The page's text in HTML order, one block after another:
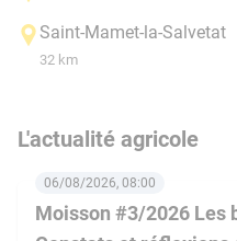
Saint-Mamet-la-Salvetat
32 km
L'actualité agricole
Moisson #3/2026 Les
06/08/2026, 08:00